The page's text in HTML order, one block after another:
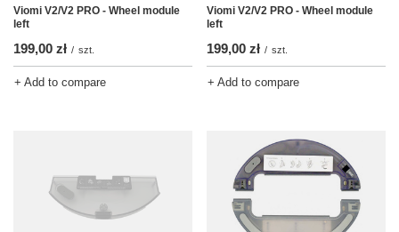
Viomi V2/V2 PRO - Wheel module
left
199,00 zł / szt.
+ Add to compare
Viomi V2/V2 PRO - Wheel module
left
199,00 zł / szt.
+ Add to compare